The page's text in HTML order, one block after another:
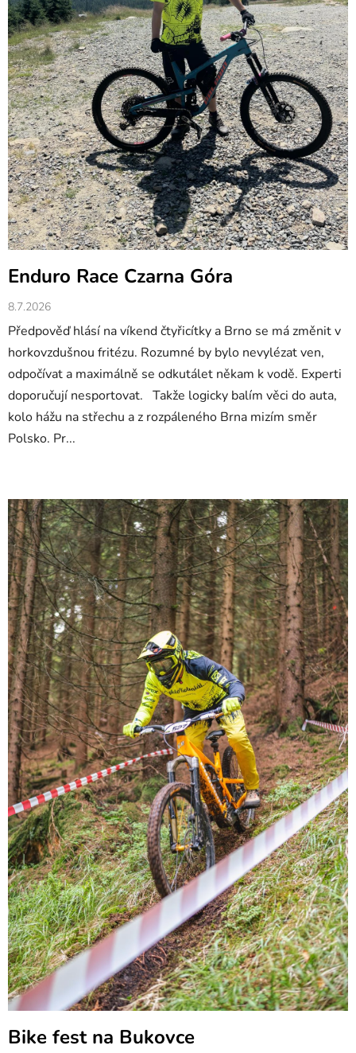
Enduro Race Czarna Góra
8.7.2026
Předpověď hlásí na víkend čtyřicítky a Brno se má změnit v
horkovzdušnou fritézu. Rozumné by bylo nevylézat ven,
odpočívat a maximálně se odkutálet někam k vodě. Experti
doporučují nesportovat. Takže logicky balím věci do auta,
kolo hážu na střechu a z rozpáleného Brna mizím směr
Polsko. Pr...
Bike fest na Bukovce